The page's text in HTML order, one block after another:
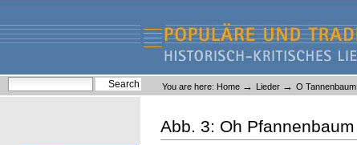
content.
navigation
Liederlexikon
Personal
tools
You are here: Home → Lieder → O Tannenbaum
Abb. 3: Oh Pfannenbaum